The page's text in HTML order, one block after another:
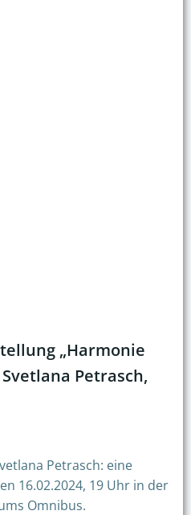
„Harmonie
Petrasch,
Petrasch: eine
16.02.2024, 19 Uhr in der
Omnibus.